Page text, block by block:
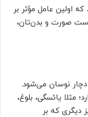
اولین عامل مؤثر بر
صورت و بدن‌تان،
نوسان می‌شود.
مثلا یائسگی، بلوغ،
دیگری که بر